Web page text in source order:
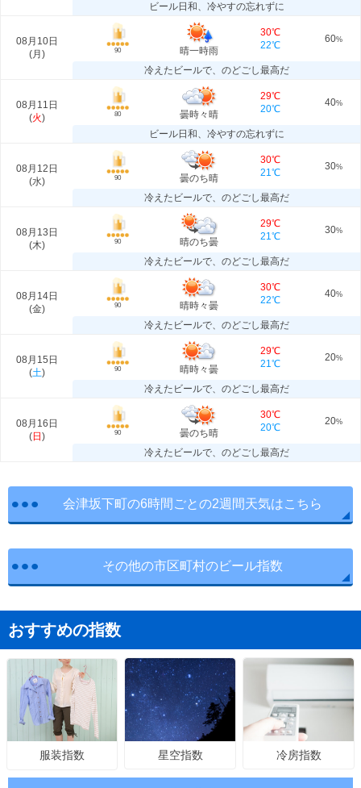
ビール日和、冷やすの忘れずに
08月10日
(月 ) 90 晴一時雨
30℃
22℃
60%
冷えたビールで、のどごし最高だ
08月11日
(火) 80 曇時々晴
29℃
20℃
40%
ビール日和、冷やすの忘れずに
08月12日
(水) 90 曇のち晴
30℃
21℃
30%
冷えたビールで、のどごし最高だ
08月13日
(木) 90 晴のち曇
29℃
21℃
30%
冷えたビールで、のどごし最高だ
08月14日
(金) 90 晴時々曇
30℃
22℃
40%
冷えたビールで、のどごし最高だ
08月15日
(土) 90 晴時々曇
29℃
21℃
20%
冷えたビールで、のどごし最高だ
08月16日
(日 ) 90 曇のち晴
30℃
20℃
20%
冷えたビールで、のどごし最高だ
会津坂下町の6時間ごとの2週間天気はこちら
その他の市区町村のビール指数
おすすめの指数
服装指数 星空指数 冷房指数